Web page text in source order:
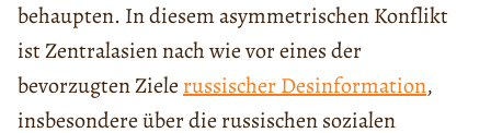
behaupten. In diesem asymmetrischen Konflikt
ist Zentralasien nach wie vor eines der
bevorzugten Ziele russischer Desinformation,
insbesondere über die russischen sozialen